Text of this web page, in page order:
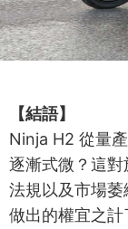
【結語】
Ninja H2 從量
逐漸式微？這
法規以及市場
做出的權宜之